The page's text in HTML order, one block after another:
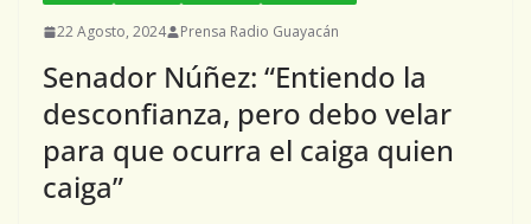
22 Agosto, 2024 Prensa Radio Guayacán
Senador Núñez: “Entiendo la
desconfianza, pero debo velar
para que ocurra el caiga quien
caiga”